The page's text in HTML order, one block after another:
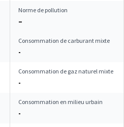
Norme de pollution
–
Consommation de carburant mixte
-
Consommation de gaz naturel mixte
-
Consommation en milieu urbain
-